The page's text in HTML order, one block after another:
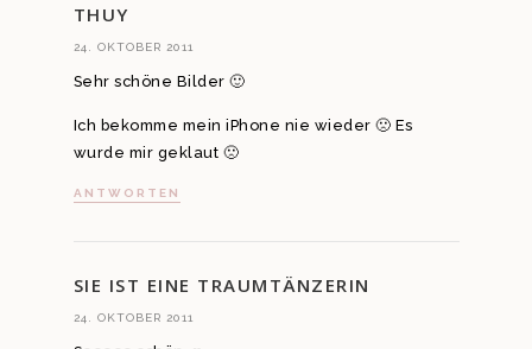
THUY
24. OKTOBER 2011
Sehr schöne Bilder 🙂
Ich bekomme mein iPhone nie wieder 🙁 Es
wurde mir geklaut 🙁
ANTWORTEN
SIE IST EINE TRAUMTÄNZERIN
24. OKTOBER 2011